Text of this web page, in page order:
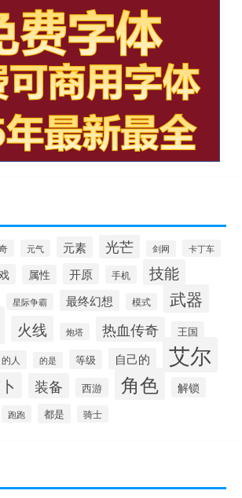
元气 元素 光芒 剑网 卡丁车
属性 开原 手机 技能
星际争霸 最终幻想 模式 武器
火线 炮塔 热血传奇 王国
的人 的是 等级 自己的 艾尔
装备 西游 角色 解锁
跑跑 都是 骑士